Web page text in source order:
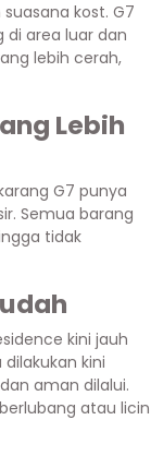
kost. G7
di area luar dan
lebih cerah,
Lebih
G7 punya
Semua barang
tidak
kini jauh
kini
aman dilalui.
atau licin